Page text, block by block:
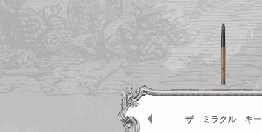
ザ ミラクル キー
ザ ミラクル キー